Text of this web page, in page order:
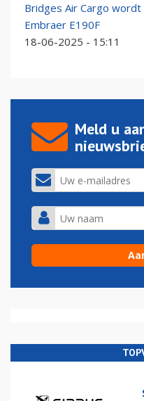
Bridges Air Cargo
Embraer E190F
18-06-2025 - 15:11
Meld u